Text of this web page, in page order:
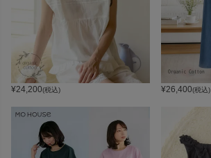
¥24,200(税込) ¥26,400(税込)